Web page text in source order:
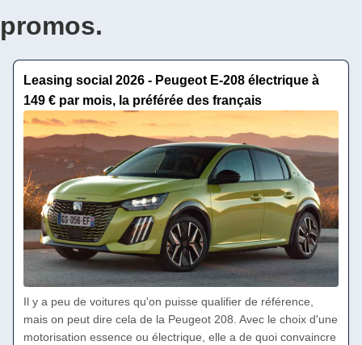
promos.
Leasing social 2026 - Peugeot E-208 électrique à
149 € par mois, la préférée des français
Il y a peu de voitures qu'on puisse qualifier de référence,
mais on peut dire cela de la Peugeot 208. Avec le choix d'une
motorisation essence ou électrique, elle a de quoi convaincre